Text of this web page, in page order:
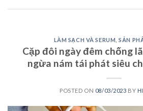
LÀM SẠCH VÀ SERUM ,SẢN
Cặp đôi ngày đêm chống
ngừa nám tái phát siêu
POSTED ON 08/03/2023 BY